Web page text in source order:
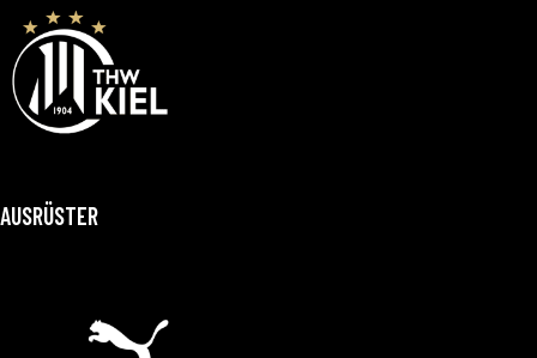
AUSRÜSTER